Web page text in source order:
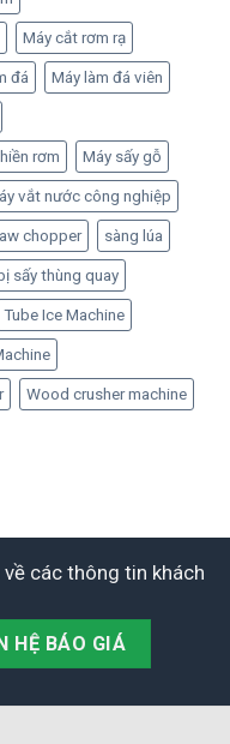
Máy cắt rơm rạ
đá Máy làm đá viên
rơm Máy sấy gỗ
vắt nước công nghiệp
chopper sàng lúa
sấy thùng quay
Tube Ice Machine
Wood crusher machine
các thông tin khách
HỆ BÁO GIÁ